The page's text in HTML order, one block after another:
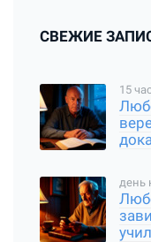
СВЕЖИЕ
15
день